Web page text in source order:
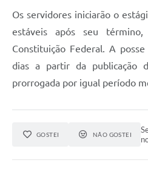
Os servidores iniciarão o
estáveis após seu
Constituição Federal. A
dias a partir da publicação
prorrogada por igual período
GOSTEI NÃO GOSTEI